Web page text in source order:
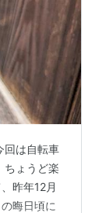
回は自転車
ちょうど楽
昨年12月
晦日頃に